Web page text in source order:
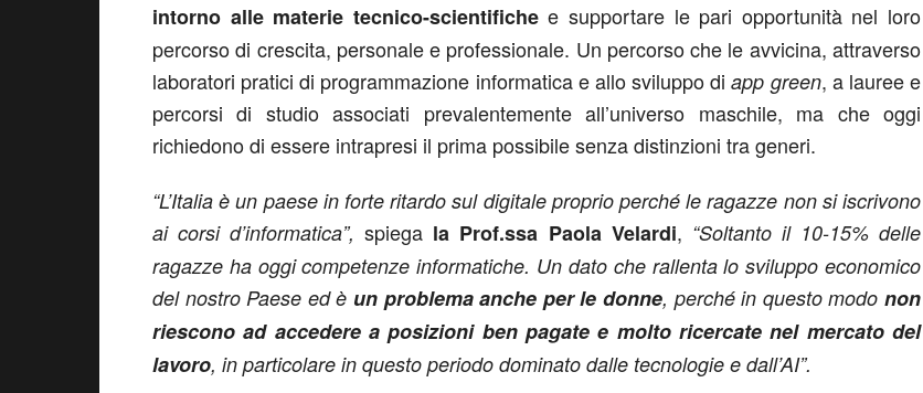
intorno alle materie tecnico-scientifichee supportare le pari opportunità nel loro
percorso di crescita, personale e professionale. Un percorso che le avvicina, attraverso
laboratori pratici di programmazione informatica e allo sviluppo diapp green, a lauree e
percorsi di studio associati prevalentemente all’universo maschile, ma che oggi
richiedono di essere intrapresi il prima possibile senza distinzioni tra generi.
“L’Italia è un paese in forte ritardo sul digitale proprio perché le ragazze non si iscrivono
ai corsi d’informatica”,spiega la Prof.ssa Paola Velardi, “Soltanto il 10-15% delle
ragazze ha oggi competenze informatiche. Un dato che rallenta lo sviluppo economico
del nostro Paese ed è un problema anche per le donne, perché in questo modo non
riescono ad accedere a posizioni ben pagate e molto ricercate nel mercato del
lavoro, in particolare in questo periodo dominato dalle tecnologie e dall’AI”.